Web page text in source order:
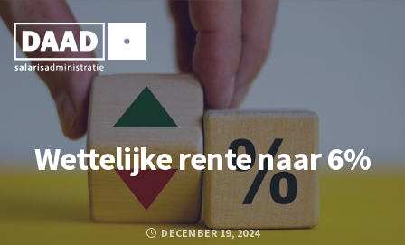
Wettelijke rente naar 6%
DECEMBER 19, 2024